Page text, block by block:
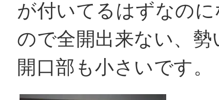
お問い合わせ
が付いてるはずなの
ので全開出来ない、
開口部も小さいです。